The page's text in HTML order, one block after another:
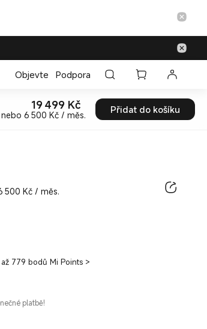
Objevte Podpora
19 499 Kč Current Price Kč19499
nebo 6 500 Kč / měs. Přidat do košíku
500 Kč / měs.
779 bodů Mi Points >
platbě!